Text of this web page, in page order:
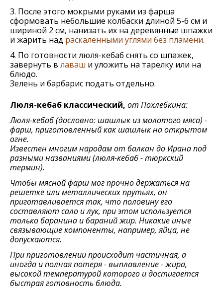
3. После этого мокрыми руками из фарша
сформовать небольшие колбаски длиной 5-6 см и
шириной 2 см, нанизать их на деревянные шпажки
и жарить над раскаленными углями без пламени.
4. По готовности люля-кебаб снять со шпажек,
завернуть в лаваш и уложить на тарелку или на
блюдо.
Зелень и барбарис подать отдельно.
Люля-кебаб классический, от Похлебкина:
Люля-кебаб (дословно: шашлык из молотого мяса) -
фарш, приготовленный как шашлык на открытом
огне.
Известен многим народам от балкан до Ирана под
разными названиями (люля-кебаб - тюркский
термин).
Чтобы мясной фарш мог прочно держаться на
решетке или металлических прутьях, он
приготавливается так, что половину его
составляют сало и лук, при этом используется
только баранина и бараний жир. Никакие иные
связывающие компоненты, например, яйца, не
допускаются.
При приготовлении происходит частичная, а
иногда и полная потеря - выплавление - жира,
высокой температурой которого и достигается
быстрая готовность блюда.